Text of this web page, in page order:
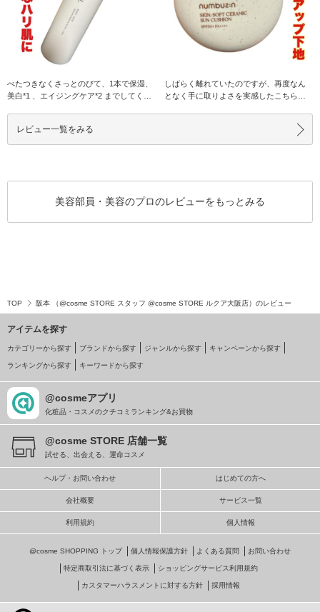
べたつきなくさっとのびて、1本で保湿、
美白*1 、エイジングケア*2 までしてくれ
しばらく離れていたのですが、再度なん
となく手に取りよさを実感したこちら！
レビュー一覧をみる
美容部員・美容のプロのレビューをもっとみる
TOP 阪本 （@cosme STORE スタッフ @cosme STORE ルクア大阪店）のレビュー
アイテムを探す
カテゴリーから探す ブランドから探す ジャンルから探す キャンペーンから探す
ランキングから探す キーワードから探す
@cosmeアプリ
化粧品・コスメのクチコミランキング&お買物
@cosme STORE 店舗一覧
試せる、出会える、運命コスメ
ヘルプ・お問い合わせ はじめての方へ
会社概要 サービス一覧
利用規約 個人情報
@cosme SHOPPING トップ 個人情報保護方針 よくある質問 お問い合わせ
特定商取引法に基づく表示 ショッピングサービス利用規約
カスタマーハラスメントに対する方針 採用情報